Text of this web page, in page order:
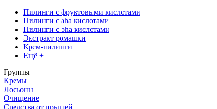
Пилинги с фруктовыми кислотами
Пилинги с aha кислотами
Пилинги с bha кислотами
Экстракт ромашки
Крем-пилинги
Ещё +
Группы
Кремы
Лосьоны
Очищение
Средства от прыщей